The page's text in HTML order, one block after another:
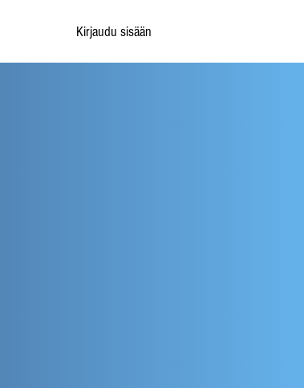
Kirjaudu sisään